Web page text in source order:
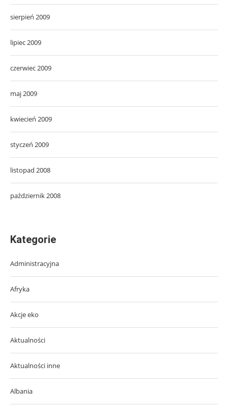
sierpień 2009
lipiec 2009
czerwiec 2009
maj 2009
kwiecień 2009
styczeń 2009
listopad 2008
październik 2008
Kategorie
Administracyjna
Afryka
Akcje eko
Aktualności
Aktualności inne
Albania